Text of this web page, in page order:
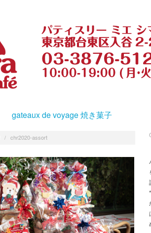
gateaux de voyage 焼き菓子
/ chr2020-assort